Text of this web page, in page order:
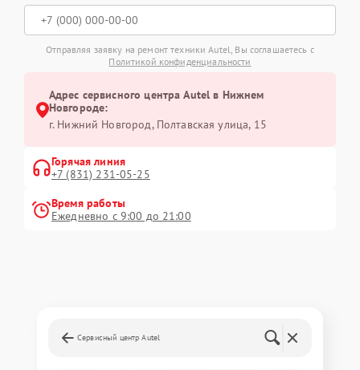
Отправляя заявку на ремонт техники Autel, Вы соглашаетесь с
Политикой конфиденциальности
Адрес сервисного центра Autel в Нижнем
Новгороде:
г. Нижний Новгород, Полтавская улица, 15
Горячая линия
+7 (831) 231-05-25
Время работы
Ежедневно с 9:00 до 21:00
Сервисный центр Autel